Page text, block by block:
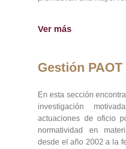
Ver más
Gestión PAOT
En esta sección
investigación
actuaciones de oficio
normatividad en
desde el año 2002 a la